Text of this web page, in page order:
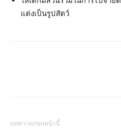
แต่งเป็นรูปสัตว์
บทความก่อนหน้านี้